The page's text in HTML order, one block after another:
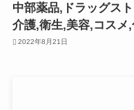
中部薬品,ドラッグス
介護,衛生,美容,コスメ
2022年8月21日